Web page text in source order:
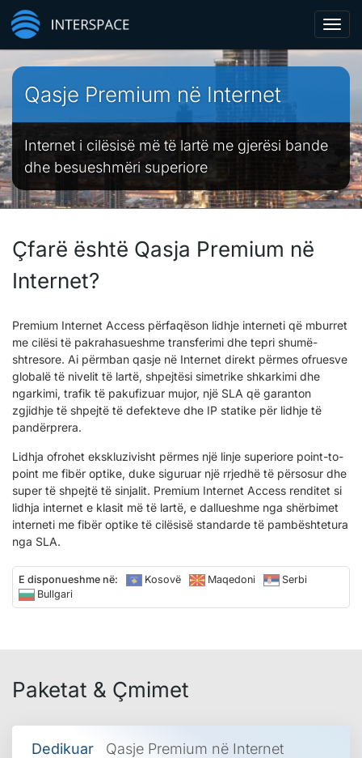
Qasje Premium në Internet
Internet i cilësisë më të lartë me gjerësi bande
dhe besueshmëri superiore
Çfarë është Qasja Premium në
Internet?
Premium Internet Access përfaqëson lidhje interneti që mburret
me cilësi të pakrahasueshme transferimi dhe tepri shumë-
shtresore. Ai përmban qasje në Internet direkt përmes ofruesve
globalë të nivelit të lartë, shpejtësi simetrike shkarkimi dhe
ngarkimi, trafik të pakufizuar mujor, një SLA që garanton
zgjidhje të shpejtë të defekteve dhe IP statike për lidhje të
pandërprera.
Lidhja ofrohet ekskluzivisht përmes një linje superiore point-to-
point me fibër optike, duke siguruar një rrjedhë të përsosur dhe
super të shpejtë të sinjalit. Premium Internet Access renditet si
lidhja internet e klasit më të lartë, e dallueshme nga shërbimet
interneti me fibër optike të cilësisë standarde të pambështetura
nga SLA.
E disponueshme në: Kosovë Maqedoni
Serbi
Bullgari
Paketat & Çmimet
Dedikuar Qasje Premium në Internet